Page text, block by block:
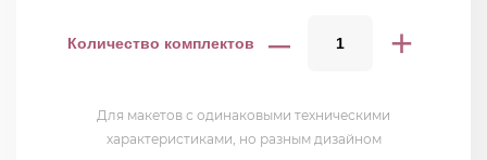
Количество комплектов – +
Для макетов с одинаковыми техническими
характеристиками, но разным дизайном